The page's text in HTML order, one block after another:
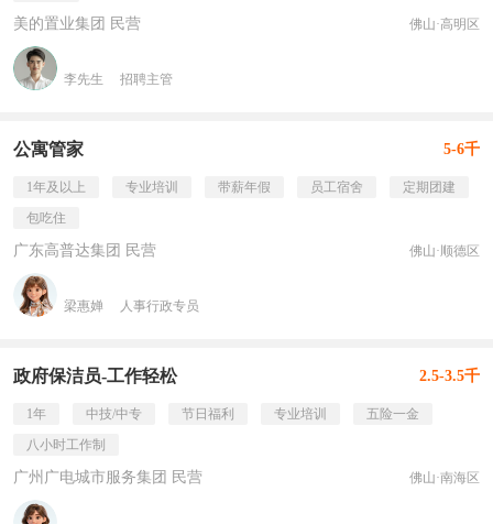
美的置业集团 民营 佛山·高明区
李先生 招聘主管
公寓管家 5-6千
1年及以上 专业培训 带薪年假 员工宿舍
定期团建
包吃住
广东高普达集团 民营 佛山·顺德区
梁惠婵 人事行政专员
政府保洁员-工作轻松 2.5-3.5千
1年 中技/中专 节日福利 专业培训
五险一金
八小时工作制
广州广电城市服务集团 民营 佛山·南海区